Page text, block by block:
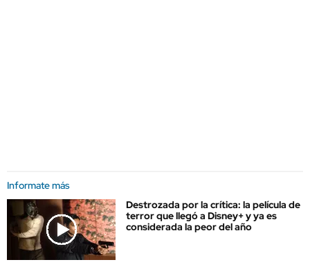
Informate más
Destrozada por la crítica: la película de
terror que llegó a Disney+ y ya es
considerada la peor del año